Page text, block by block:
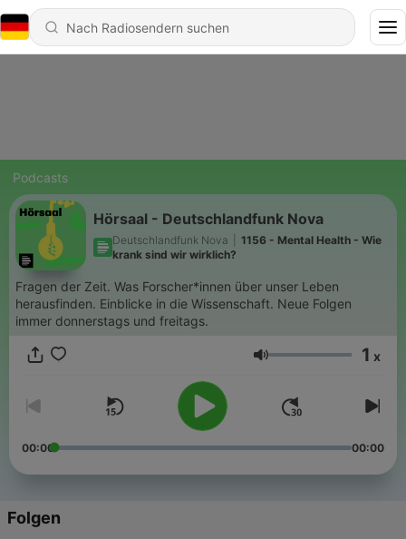
Podcasts
Hörsaal - Deutschlandfunk Nova
Deutschlandfunk Nova
1156 - Mental Health - Wie
krank sind wir wirklich?
Fragen der Zeit. Was Forscher*innen über unser Leben
herausfinden. Einblicke in die Wissenschaft. Neue Folgen
immer donnerstags und freitags.
Lautstärke 1 x
00:00 00:00
Folgen